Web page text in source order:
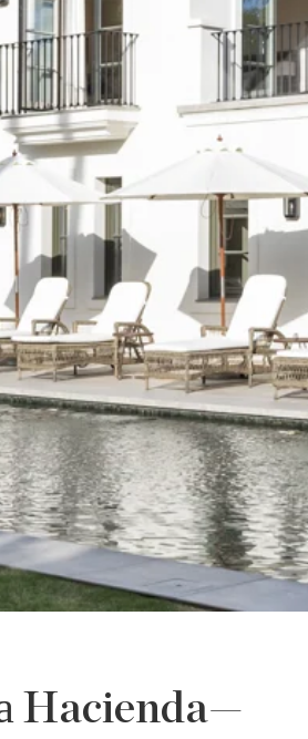
Hacienda—